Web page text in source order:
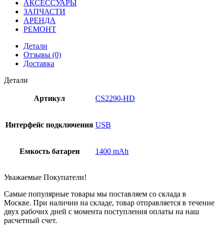
АКСЕССУАРЫ
ЗАПЧАСТИ
АРЕНДА
РЕМОНТ
Детали
Отзывы (0)
Доставка
Детали
Артикул CS2290-HD
Интерфейс подключения USB
Емкость батареи 1400 mAh
Уважаемые Покупатели!
Самые популярные товары мы поставляем со склада в
Москве. При наличии на складе, товар отправляется в течение
двух рабочих дней с момента поступления оплаты на наш
расчетный счет.